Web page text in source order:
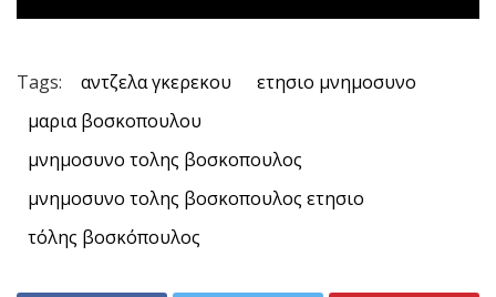
Tags: αντζελα γκερεκου
ετησιο μνημοσυνο
μαρια βοσκοπουλου
μνημοσυνο τολης βοσκοπουλος
μνημοσυνο τολης βοσκοπουλος ετησιο
τόλης βοσκόπουλος